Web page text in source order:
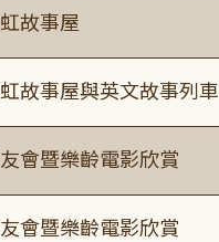
故事屋
故事屋與英文故事列車
會暨樂齡電影欣賞
會暨樂齡電影欣賞